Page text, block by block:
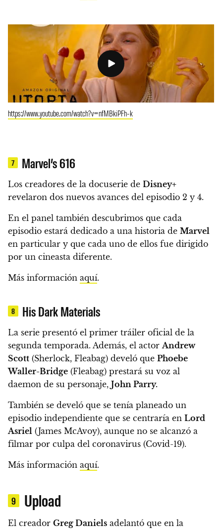
https://www.youtube.com/watch?v=nfMBkiPFh-k
7 Marvel’s 616
Los creadores de la docuserie de Disney+
revelaron dos nuevos avances del episodio 2 y 4.
En el panel también descubrimos que cada
episodio estará dedicado a una historia de Marvel
en particular y que cada uno de ellos fue dirigido
por un cineasta diferente.
Más información aquí.
8 His Dark Materials
La serie presentó el primer tráiler oficial de la
segunda temporada. Además, el actorAndrew
Scott (Sherlock, Fleabag) develó que Phoebe
Waller-Bridge (Fleabag) prestará su voz al
daemon de su personaje, John Parry.
También se develó que se tenía planeado un
episodio independiente que se centraría en Lord
Asriel (James McAvoy), aunque no se alcanzó a
filmar por culpa del coronavirus (Covid-19).
Más información aquí.
9 Upload
El creador Greg Daniels adelantó que en la